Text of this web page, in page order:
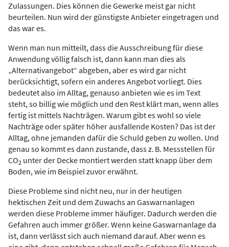
Zulassungen. Dies können die Gewerke meist gar nicht
beurteilen. Nun wird der günstigste Anbieter eingetragen und
das war es.
Wenn man nun mitteilt, dass die Ausschreibung für diese
Anwendung völlig falsch ist, dann kann man dies als
„Alternativangebot“ abgeben, aber es wird gar nicht
berücksichtigt, sofern ein anderes Angebot vorliegt. Dies
bedeutet also im Alltag, genauso anbieten wie es im Text
steht, so billig wie möglich und den Rest klärt man, wenn alles
fertig ist mittels Nachträgen. Warum gibt es wohl so viele
Nachträge oder später höher ausfallende Kosten? Das ist der
Alltag, ohne jemanden dafür die Schuld geben zu wollen. Und
genau so kommt es dann zustande, dass z. B. Messstellen für
CO2 unter der Decke montiert werden statt knapp über dem
Boden, wie im Beispiel zuvor erwähnt.
Diese Probleme sind nicht neu, nur in der heutigen
hektischen Zeit und dem Zuwachs an Gaswarnanlagen
werden diese Probleme immer häufiger. Dadurch werden die
Gefahren auch immer größer. Wenn keine Gaswarnanlage da
ist, dann verlässt sich auch niemand darauf. Aber wenn es